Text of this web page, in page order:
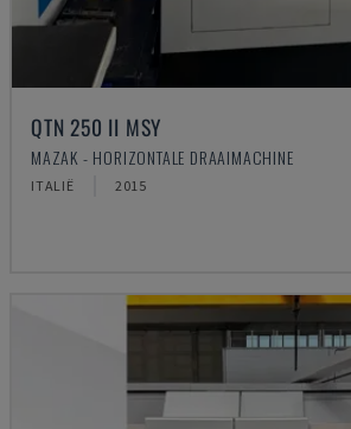
QTN 250 II MSY
MAZAK - HORIZONTALE DRAAIMACHINE
ITALIË 2015